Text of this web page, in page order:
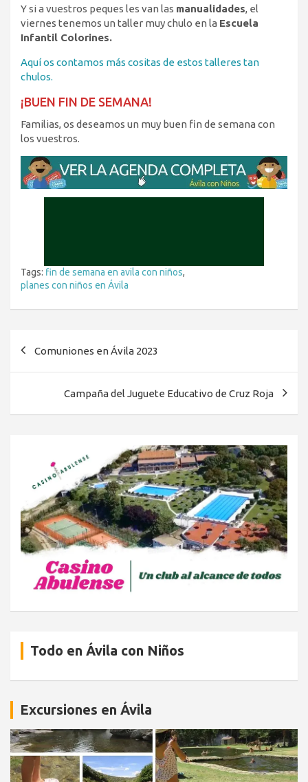
Y si a vuestros peques les van las manualidades, el
viernes tenemos un taller muy chulo en la Escuela
Infantil Colorines.
Aquí os contamos más cositas de estos talleres tan
chulos.
¡BUEN FIN DE SEMANA!
Familias, os deseamos un muy buen fin de semana con
los vuestros.
Tags: fin de semana en avila con niños,
planes con niños en Ávila
Comuniones en Ávila 2023
Campaña del Juguete Educativo de Cruz Roja
Todo en Ávila con Niños
Excursiones en Ávila